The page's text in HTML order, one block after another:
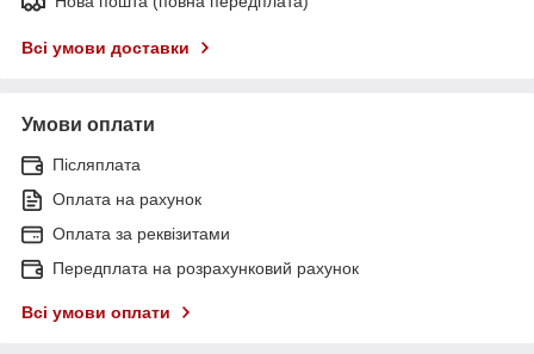
Всі умови доставки
Умови оплати
Післяплата
Оплата на рахунок
Оплата за реквізитами
Передплата на розрахунковий рахунок
Всі умови оплати